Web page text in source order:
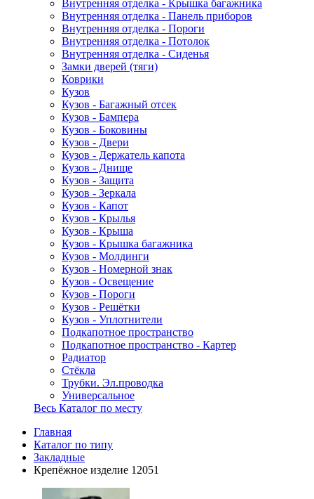
Внутренняя отделка - Крышка багажника
Внутренняя отделка - Панель приборов
Внутренняя отделка - Пороги
Внутренняя отделка - Потолок
Внутренняя отделка - Сиденья
Замки дверей (тяги)
Коврики
Кузов
Кузов - Багажный отсек
Кузов - Бампера
Кузов - Боковины
Кузов - Двери
Кузов - Держатель капота
Кузов - Днище
Кузов - Защита
Кузов - Зеркала
Кузов - Капот
Кузов - Крылья
Кузов - Крыша
Кузов - Крышка багажника
Кузов - Молдинги
Кузов - Номерной знак
Кузов - Освещение
Кузов - Пороги
Кузов - Решётки
Кузов - Уплотнители
Подкапотное пространство
Подкапотное пространство - Картер
Радиатор
Стёкла
Трубки. Эл.проводка
Универсальное
Весь Каталог по месту
Главная
Каталог по типу
Закладные
Крепёжное изделие 12051